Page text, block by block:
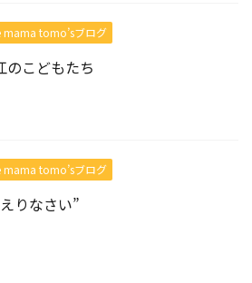
mama tomo’sブログ
のこどもたち
mama tomo’sブログ
りなさい”